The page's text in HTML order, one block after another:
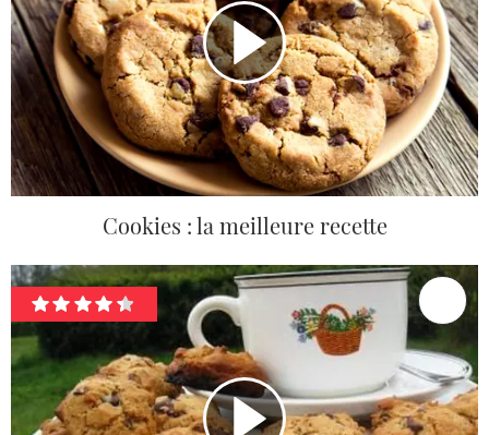
Cookies : la meilleure recette